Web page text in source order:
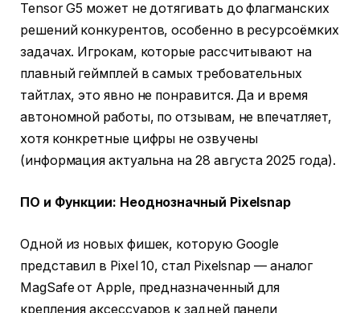
Tensor G5 может не дотягивать до флагманских
решений конкурентов, особенно в ресурсоёмких
задачах. Игрокам, которые рассчитывают на
плавный геймплей в самых требовательных
тайтлах, это явно не понравится. Да и время
автономной работы, по отзывам, не впечатляет,
хотя конкретные цифры не озвучены
(информация актуальна на 28 августа 2025 года).
ПО и Функции: Неоднозначный Pixelsnap
Одной из новых фишек, которую Google
представил в Pixel 10, стал Pixelsnap — аналог
MagSafe от Apple, предназначенный для
крепления аксессуаров к задней панели